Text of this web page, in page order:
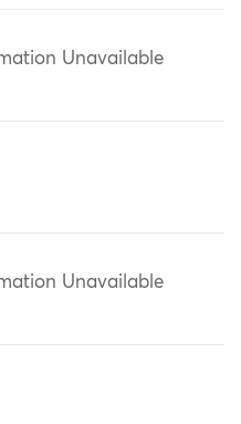
Unavailable
Unavailable